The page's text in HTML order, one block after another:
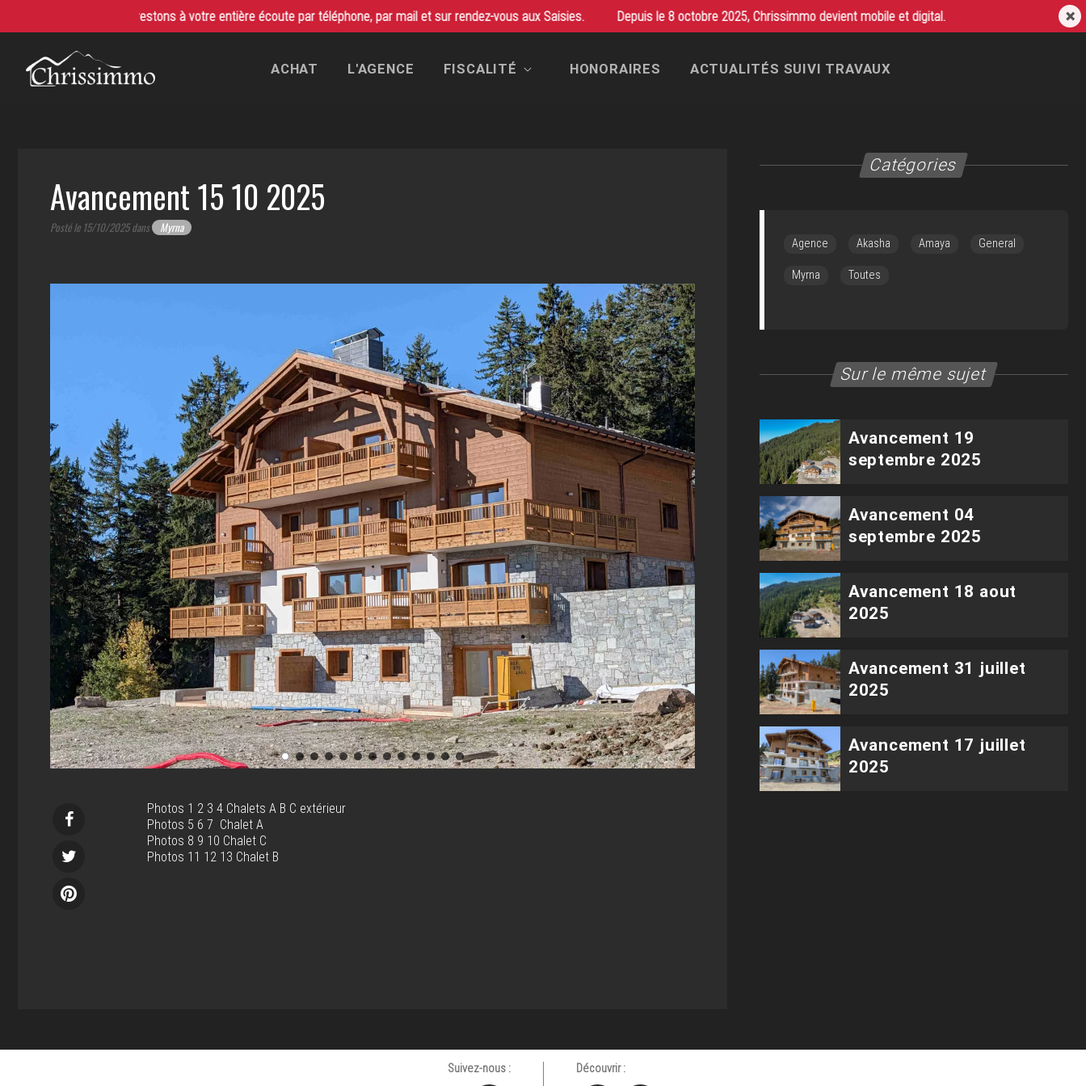
et digital. Nous restons à votre entière écoute par téléphone, par mail et sur rendez-vous aux Saisies. Christelle Personnaz +33(0)6 25 57 03 53 ou Christophe Fury +33(0)6 07 71 85 60
VENTE / ACHAT IMMOBILIER LES SAISIES
ACHAT L'AGENCE FISCALITÉ HONORAIRES ACTUALITÉS SUIVI TRAVAUX
Avancement 15 10 2025
Posté le 15/10/2025 dans Myrna
Photos 1 2 3 4 Chalets A B C extérieur
Photos 5 6 7 Chalet A
Photos 8 9 10 Chalet C
Photos 11 12 13 Chalet B
Catégories
Agence Akasha Amaya General
Myrna Toutes
Sur le même sujet
Avancement 19
septembre 2025
Avancement 04
septembre 2025
Avancement 18 aout
2025
Avancement 31 juillet
2025
Avancement 17 juillet
2025
Suivez-nous : Découvrir :